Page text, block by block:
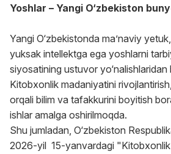
Yoshlar – Yangi O‘zbekiston
Yangi O‘zbekistonda ma’naviy
yuksak intellektga ega yoshlarni
siyosatining ustuvor yo‘nalishlaridan
Kitobxonlik madaniyatini
orqali bilim va tafakkurini boyitish
ishlar amalga oshirilmoqda.
Shu jumladan, O‘zbekiston
2026-yil 15-yanvardagi "Kitobxonlik